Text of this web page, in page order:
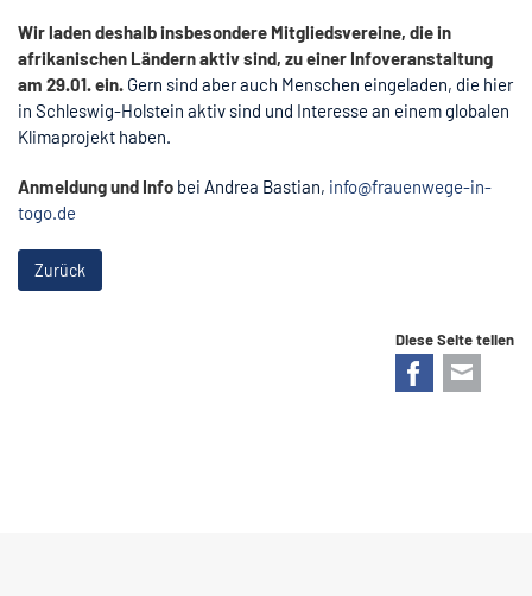
Wir laden deshalb insbesondere Mitgliedsvereine, die in
afrikanischen Ländern aktiv sind, zu einer Infoveranstaltung
am 29.01. ein. Gern sind aber auch Menschen eingeladen, die hier
in Schleswig-Holstein aktiv sind und Interesse an einem globalen
Klimaprojekt haben.
Anmeldung und Info bei Andrea Bastian, info@frauenwege-in-
togo.de
Zurück
Diese Seite teilen
Facebook